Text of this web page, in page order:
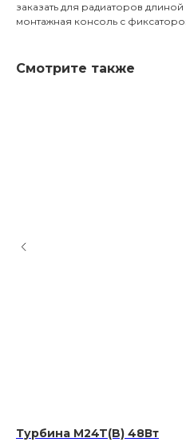
заказать для радиаторов
монтажная консоль с
Смотрите также
Турбина M24T(B) 48Вт